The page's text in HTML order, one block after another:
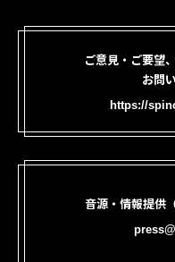
ご意見・ご要望
お問
https://
音源・情報提供